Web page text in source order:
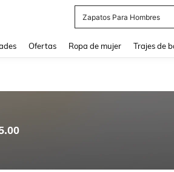
Zapatos Para Hombres
Ofertas Ropa de mujer Trajes de